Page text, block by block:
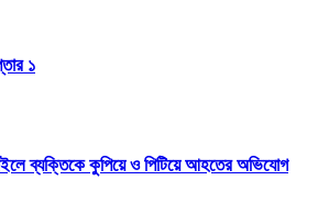
১
ব্যক্তিকে কুপিয়ে ও পিটিয়ে আহতের অভিযোগ